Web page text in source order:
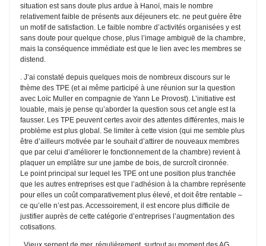
situation est sans doute plus ardue à Hanoï, mais le nombre
relativement faible de présents aux déjeuners etc. ne peut guère être
un motif de satisfaction. Le faible nombre d’activités organisées y est
sans doute pour quelque chose, plus l’image ambiguë de la chambre,
mais la conséquence immédiate est que le lien avec les membres se
distend.
. J’ai constaté depuis quelques mois de nombreux discours sur le
thème des TPE (et ai même participé à une réunion sur la question
avec Loïc Muller en compagnie de Yann Le Provost). L’initiative est
louable, mais je pense qu’aborder la question sous cet angle est la
fausser. Les TPE peuvent certes avoir des attentes différentes, mais le
problème est plus global. Se limiter à cette vision (qui me semble plus
être d’ailleurs motivée par le souhait d’attirer de nouveaux membres
que par celui d’améliorer le fonctionnement de la chambre) revient à
plaquer un emplâtre sur une jambe de bois, de surcroît cironnée.
Le point principal sur lequel les TPE ont une position plus tranchée
que les autres entreprises est que l’adhésion à la chambre représente
pour elles un coût comparativement plus élevé, et doit être rentable –
ce qu’elle n’est pas. Accessoirement, il est encore plus difficile de
justifier auprès de cette catégorie d’entreprises l’augmentation des
cotisations.